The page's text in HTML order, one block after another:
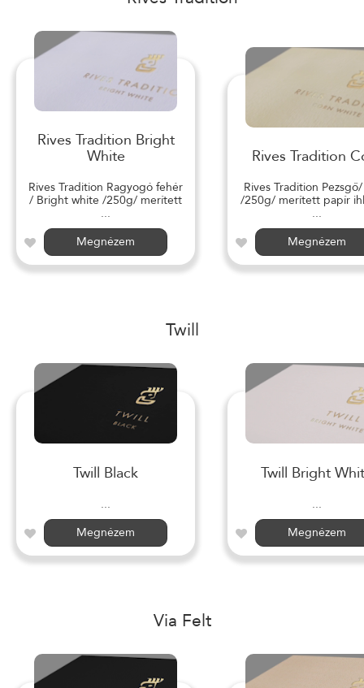
Rives Tradition Bright
White
Rives Tradition Ragyogó fehér
/ Bright white /250g/ merített
...
Megnézem
Rives Tradition
Rives Tradition
/250g/ merített papír
...
Megnézem
Twill
Twill Black
...
Megnézem
Twill Bright
...
Megnézem
Via Felt